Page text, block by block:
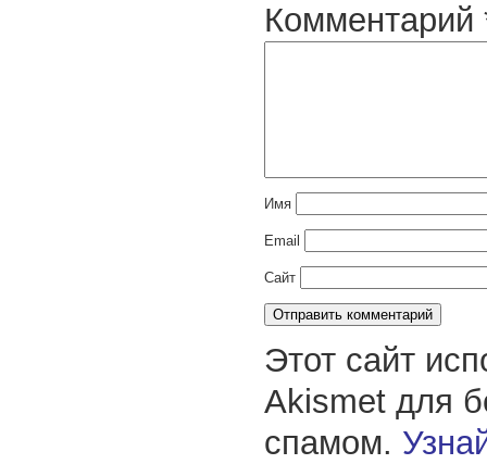
Комментарий
Имя
Email
Сайт
Этот сайт
Akismet для
спамом.